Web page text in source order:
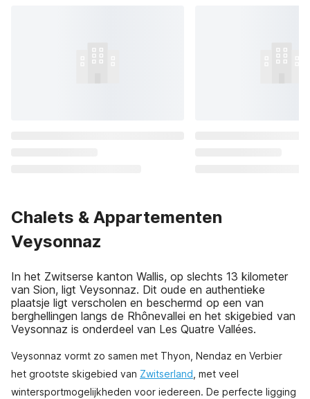
Chalets & Appartementen
Veysonnaz
In het Zwitserse kanton Wallis, op slechts 13 kilometer
van Sion, ligt Veysonnaz. Dit oude en authentieke
plaatsje ligt verscholen en beschermd op een van
berghellingen langs de Rhônevallei en het skigebied van
Veysonnaz is onderdeel van Les Quatre Vallées.
Veysonnaz vormt zo samen met Thyon, Nendaz en Verbier
het grootste skigebied van Zwitserland , met veel
wintersportmogelijkheden voor iedereen. De perfecte ligging